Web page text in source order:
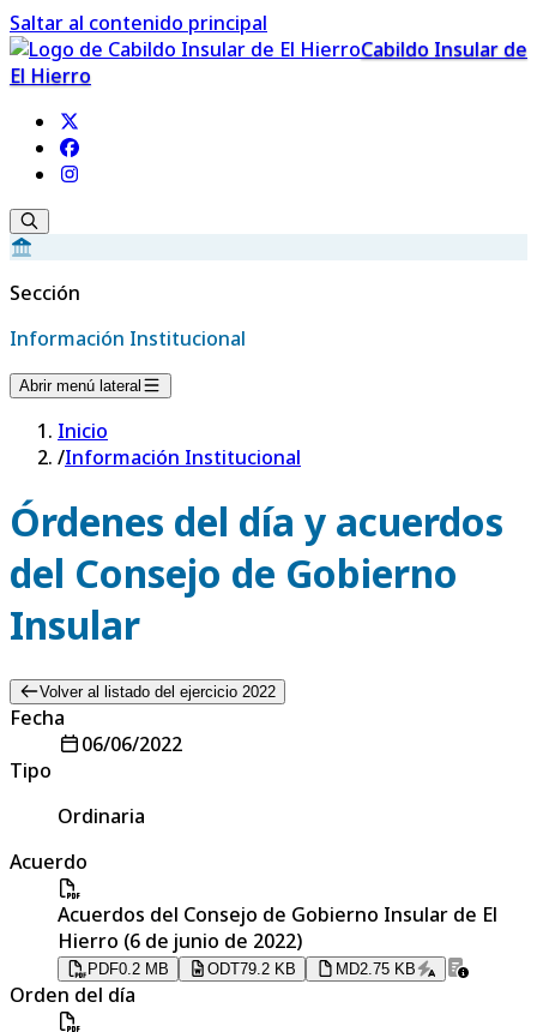
Saltar al contenido principal
Cabildo Insular de
El Hierro
Sección
Información Institucional
Abrir menú lateral
Inicio
/Información Institucional
Órdenes del día y acuerdos
del Consejo de Gobierno
Insular
Volver al listado del ejercicio 2022
Fecha
06/06/2022
Tipo
Ordinaria
Acuerdo
Acuerdos del Consejo de Gobierno Insular de El
Hierro (6 de junio de 2022)
PDF0.2 MB ODT79.2 KB MD2.75 KB
Orden del día